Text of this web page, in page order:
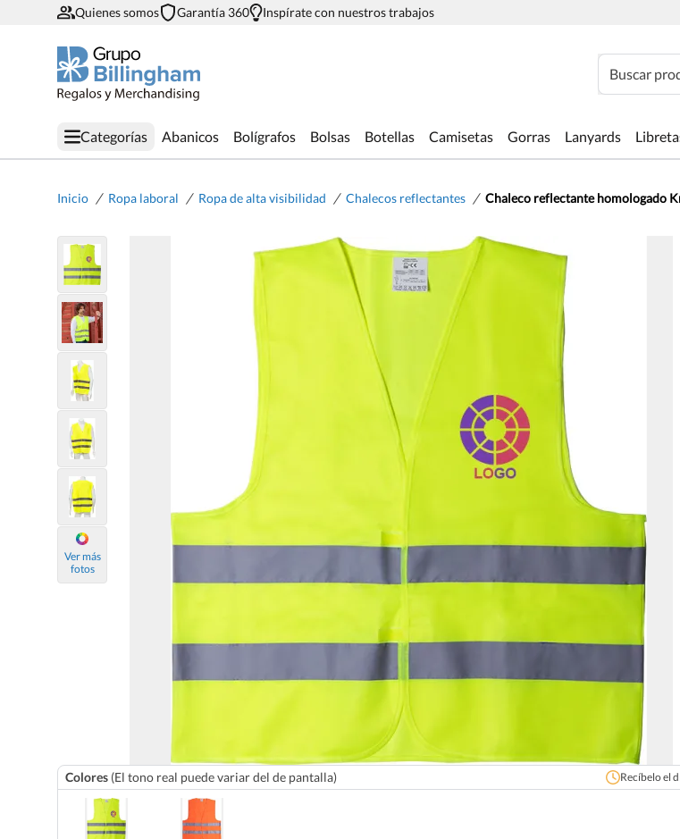
Quienes somos Garantía 360 Inspírate con nuestros trabajos
Buscar
Categorías Abanicos Bolígrafos Bolsas Botellas Camisetas Gorras Lanyards
Inicio / Ropa laboral / Ropa de alta visibilidad / Chalecos reflectantes / Chaleco reflectante homologado
Ver más
fotos
Colores (El tono real puede variar del de pantalla) Recíbelo el